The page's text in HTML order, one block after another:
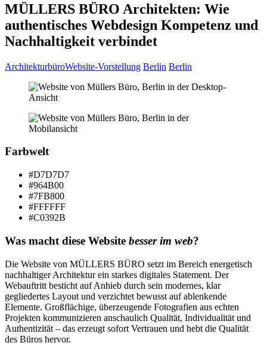
MÜLLERS BÜRO Architekten: Wie
authentisches Webdesign Kompetenz und
Nachhaltigkeit verbindet
ArchitekturbüroWebsite-Vorstellung Berlin Berlin
Farbwelt
#D7D7D7
#964B00
#7FB800
#FFFFFF
#C0392B
Was macht diese Website besser im web?
Die Website von MÜLLERS BÜRO setzt im Bereich energetisch
nachhaltiger Architektur ein starkes digitales Statement. Der
Webauftritt besticht auf Anhieb durch sein modernes, klar
gegliedertes Layout und verzichtet bewusst auf ablenkende
Elemente. Großflächige, überzeugende Fotografien aus echten
Projekten kommunizieren anschaulich Qualität, Individualität und
Authentizität – das erzeugt sofort Vertrauen und hebt die Qualität
des Büros hervor.